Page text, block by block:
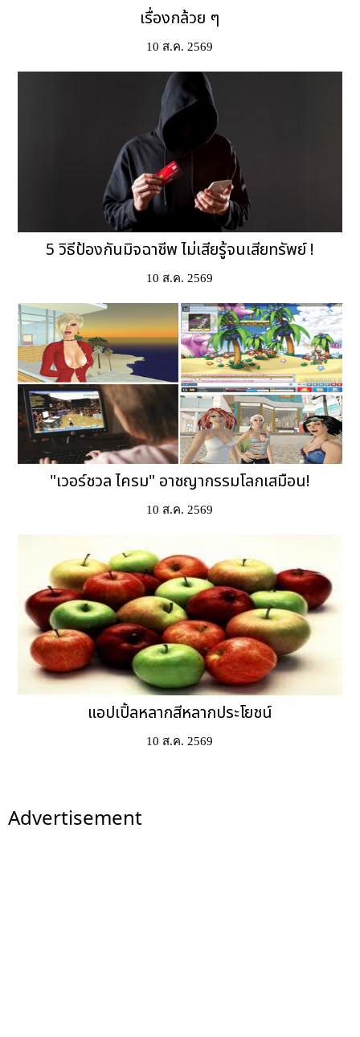
เรื่องกล้วย ๆ
10 ส.ค. 2569
5 วิธีป้องกันมิจฉาชีพ ไม่เสียรู้จนเสียทรัพย์ !
10 ส.ค. 2569
"เวอร์ชวล ไครม" อาชญากรรมโลกเสมือน!
10 ส.ค. 2569
แอปเปิ้ลหลากสีหลากประโยชน์
10 ส.ค. 2569
Advertisement